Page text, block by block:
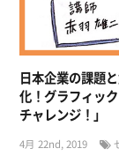
日本企業の課題
化！グラフィッ
チャレンジ！」
4月 22nd, 2019